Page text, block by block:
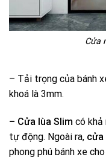
Cửa
– Tải trọng của bánh
khoá là 3mm.
– Cửa lùa Slim có khả
tự động. Ngoài ra, cửa
phong phú bánh xe